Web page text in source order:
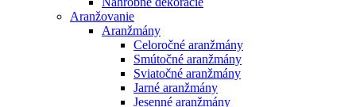
Aranžovanie
Aranžmány
Celoročné aranžmány
Smútočné aranžmány
Sviatočné aranžmány
Jarné aranžmány
Jesenné aranžmány